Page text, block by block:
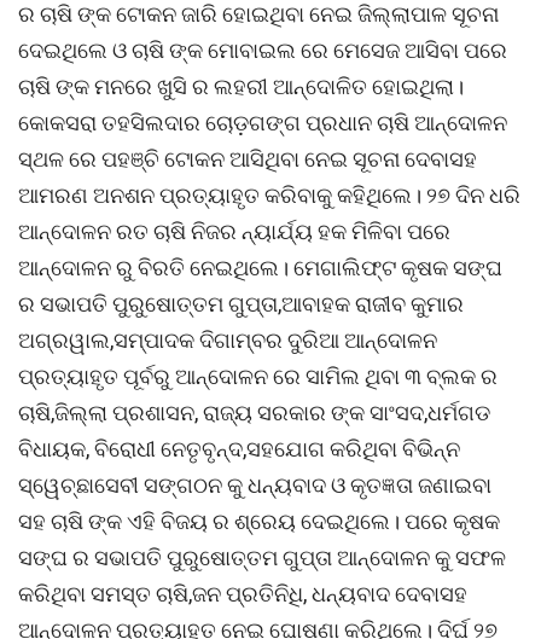
ର ଚାଷି ଙ୍କ ଟୋକନ ଜାରି ହୋଇଥିବା ନେଇ ଜିଲ୍ଲାପାଳ ସୂଚନା
ଦେଇଥିଲେ ଓ ଚାଷି ଙ୍କ ମୋବାଇଲ ରେ ମେସେଜ ଆସିବା ପରେ
ଚାଷି ଙ୍କ ମନରେ ଖୁସି ର ଲହରୀ ଆନ୍ଦୋଳିତ ହୋଇଥିଲା।
କୋକସରା ତହସିଲଦାର ଚୋଡ଼ଗଙ୍ଗ ପ୍ରଧାନ ଚାଷି ଆନ୍ଦୋଳନ
ସ୍ଥଳ ରେ ପହଞ୍ଚି ଟୋକନ ଆସିଥିବା ନେଇ ସୂଚନା ଦେବାସହ
ଆମରଣ ଅନଶନ ପ୍ରତ୍ୟାହୃତ କରିବାକୁ କହିଥିଲେ। ୨୭ ଦିନ ଧରି
ଆନ୍ଦୋଳନ ରତ ଚାଷି ନିଜର ନ୍ୟାର୍ଯ୍ୟ ହକ ମିଳିବା ପରେ
ଆନ୍ଦୋଳନ ରୁ ବିରତି ନେଇଥିଲେ। ମେଗାଲିଫ୍ଟ କୃଷକ ସଙ୍ଘ
ର ସଭାପତି ପୁରୁଷୋତ୍ତମ ଗୁପ୍ତା,ଆବାହକ ରାଜୀବ କୁମାର
ଅଗ୍ରୱାଲ,ସମ୍ପାଦକ ଦିଗାମ୍ବର ଦୁରିଆ ଆନ୍ଦୋଳନ
ପ୍ରତ୍ୟାହୃତ ପୂର୍ବରୁ ଆନ୍ଦୋଳନ ରେ ସାମିଲ ଥିବା ୩ ବ୍ଲକ ର
ଚାଷି,ଜିଲ୍ଲା ପ୍ରଶାସନ, ରାଜ୍ୟ ସରକାର ଙ୍କ ସାଂସଦ,ଧର୍ମଗଡ
ବିଧାୟକ, ବିରୋଧୀ ନେତୃବୃନ୍ଦ,ସହଯୋଗ କରିଥିବା ବିଭିନ୍ନ
ସ୍ୱେଚ୍ଛାସେବୀ ସଙ୍ଗଠନ କୁ ଧନ୍ୟବାଦ ଓ କୃତଜ୍ଞତା ଜଣାଇବା
ସହ ଚାଷି ଙ୍କ ଏହି ବିଜୟ ର ଶ୍ରେୟ ଦେଇଥିଲେ। ପରେ କୃଷକ
ସଙ୍ଘ ର ସଭାପତି ପୁରୁଷୋତ୍ତମ ଗୁପ୍ତା ଆନ୍ଦୋଳନ କୁ ସଫଳ
କରିଥିବା ସମସ୍ତ ଚାଷି,ଜନ ପ୍ରତିନିଧି, ଧନ୍ୟବାଦ ଦେବାସହ
ଆନ୍ଦୋଳନ ପ୍ରତ୍ୟାହୃତ ନେଇ ଘୋଷଣା କରିଥିଲେ। ଦିର୍ଘ ୨୭